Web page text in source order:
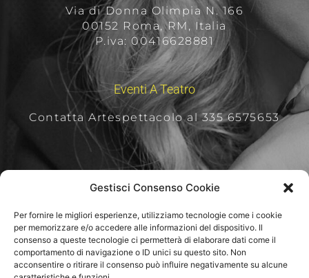
Gestisci Consenso Cookie
Per fornire le migliori esperienze, utilizziamo tecnologie come i cookie
per memorizzare e/o accedere alle informazioni del dispositivo. Il
consenso a queste tecnologie ci permetterà di elaborare dati come il
comportamento di navigazione o ID unici su questo sito. Non
acconsentire o ritirare il consenso può influire negativamente su alcune
Via di Donna Olimpia N. 166
00152 Roma, RM, Italia
P.iva: 00416628881
Eventi A Teatro
Contatta Artespettacolo al 335 6575653
Per Rimanere Aggiornati